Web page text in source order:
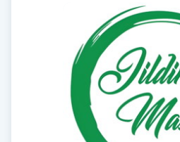
Hot Stone Massage